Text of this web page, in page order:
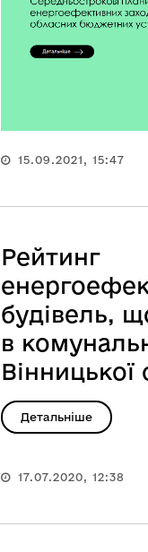
15.09.2021, 15:47
Рейтинг
будівель,
в
Вінницької
Детальніше
17.07.2020, 12:38